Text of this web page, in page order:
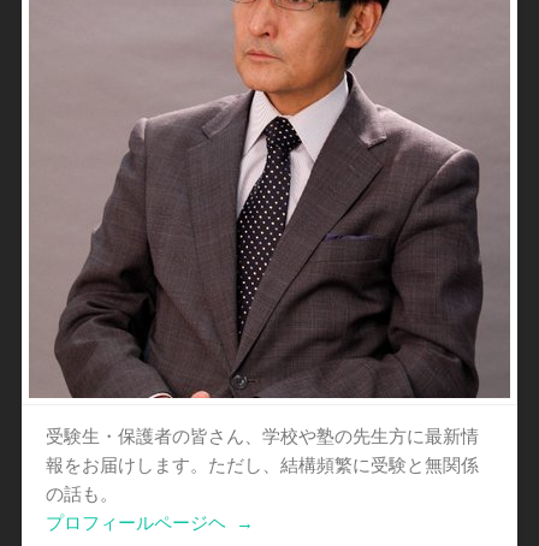
受験生・保護者の皆さん、学校や塾の先生方に最新情
報をお届けします。ただし、結構頻繁に受験と無関係
の話も。
プロフィールページヘ
→